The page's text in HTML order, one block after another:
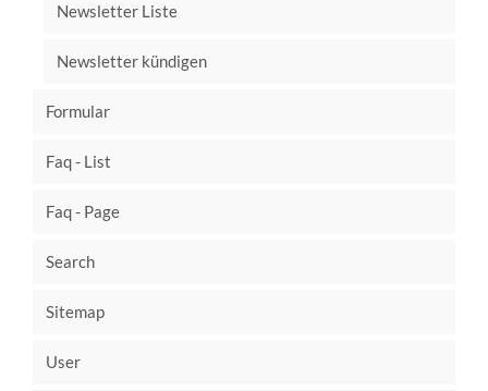
Newsletter Liste
Newsletter kündigen
Formular
Faq - List
Faq - Page
Search
Sitemap
User